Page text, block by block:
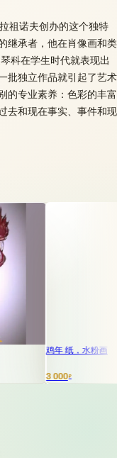
祖诺夫创办的这个独特
继承者，他在肖像画和类
科在学生时代就表现出
批独立作品就引起了艺术
的专业素养：色彩的丰富
去和现在事实、事件和现
鸡年 纸，水粉画
₽